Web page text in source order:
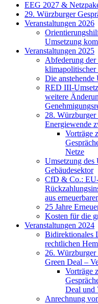
EEG 2027 &
29. Würzburger
Veranstaltungen 2026
Umsetzung
Veranstaltungen 2025
Abfederung der
klimapolitischer
Die anstehende
RED III-
weitere
28. Würzburger
Energiewende
Vorträge
Netze
Umsetzung des
Gebäudesektor
CfD & Co.:
aus
25 Jahre
Kosten für die
Veranstaltungen 2024
Bidirektionales
rechtlichen
26. Würzburger
Green Deal –
Vorträge
Deal und
Anrechnung